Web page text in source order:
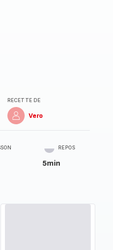
RECETTE DE
Vero
REPOS
5min